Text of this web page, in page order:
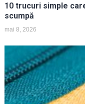
10 trucuri simple
scumpă
mai 8, 2026